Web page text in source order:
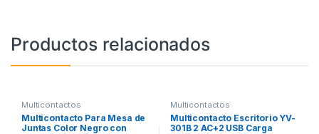
Productos relacionados
Multicontactos
Multicontacto Para Mesa de
Juntas Color Negro con
Multicontactos
Multicontacto Escritorio YV-
301B 2 AC+2 USB Carga